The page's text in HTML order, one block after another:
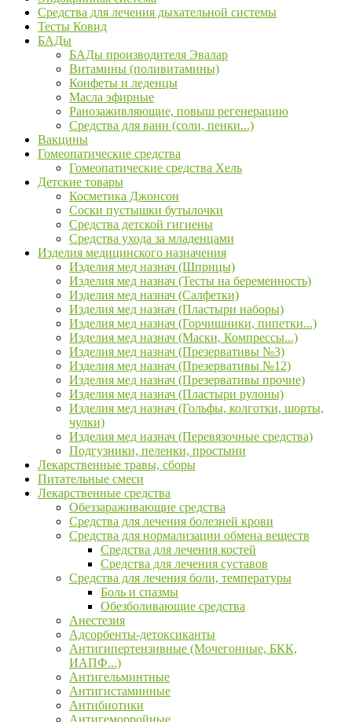
Средства для лечения дыхательной системы
Тесты Ковид
БАДы
БАДы производителя Эвалар
Витамины (поливитамины)
Конфеты и леденцы
Масла эфирные
Ранозаживляющие, повыш регенерацию
Средства для ванн (соли, пенки...)
Вакцины
Гомеопатические средства
Гомеопатические средства Хель
Детские товары
Косметика Джонсон
Соски пустышки бутылочки
Средства детской гигиены
Средства ухода за младенцами
Изделия медицинского назначения
Изделия мед назнач (Шприцы)
Изделия мед назнач (Тесты на беременность)
Изделия мед назнач (Салфетки)
Изделия мед назнач (Пластыри наборы)
Изделия мед назнач (Горчишники, пипетки...)
Изделия мед назнач (Маски, Компрессы...)
Изделия мед назнач (Презервативы №3)
Изделия мед назнач (Презервативы №12)
Изделия мед назнач (Презервативы прочие)
Изделия мед назнач (Пластыри рулоны)
Изделия мед назнач (Гольфы, колготки, шорты,
чулки)
Изделия мед назнач (Перевязочные средства)
Подгузники, пеленки, простыни
Лекарственные травы, сборы
Питательные смеси
Лекарственные средства
Обеззараживающие средства
Средства для лечения болезней крови
Средства для нормализации обмена веществ
Средства для лечения костей
Средства для лечения суставов
Средства для лечения боли, температуры
Боль и спазмы
Обезболивающие средства
Анестезия
Адсорбенты-детоксиканты
Антигипертензивные (Мочегонные, БКК,
ИАПФ...)
Антигельминтные
Антигистаминные
Антибиотики